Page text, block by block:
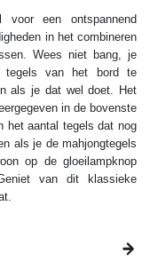
voor een ontspannend
in het combineren
Wees niet bang, je
van het bord te
als je dat wel doet. Het
in de bovenste
het aantal tegels dat nog
als je de mahjongtegels
op de gloeilampknop
van dit klassieke